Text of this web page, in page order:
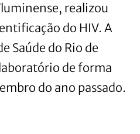
realizou
do HIV. A
Saúde do Rio de
de forma
do ano passado.